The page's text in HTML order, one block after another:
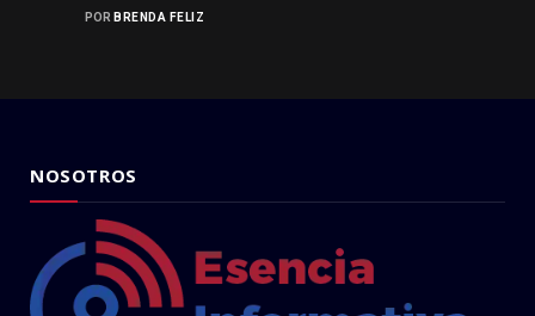
POR BRENDA FELIZ
NOSOTROS